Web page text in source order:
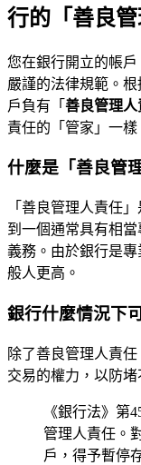
行的「善良管
您在銀行開立的帳
嚴謹的法律規範。
戶負有「 善良管理人
責任的「管家」一
什麼是「善良管
「善良管理人責任
到一個通常具有相
義務。由於銀行是
般人更高。
銀行什麼情況下
除了善良管理人責
交易的權力，以防
《銀行法》第
管理人責任。
戶，得予暫停